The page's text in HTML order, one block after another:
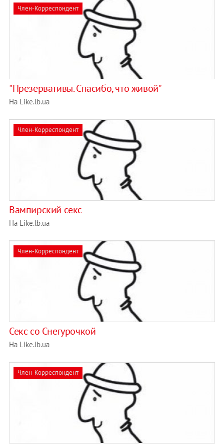
Член-Корреспондент
"Презервативы. Спасибо, что живой"
На Like.lb.ua
Член-Корреспондент
Вампирский секс
На Like.lb.ua
Член-Корреспондент
Секс со Снегурочкой
На Like.lb.ua
Член-Корреспондент